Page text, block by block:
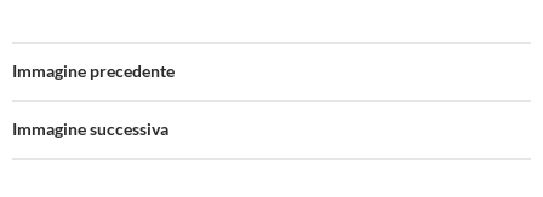
Immagine precedente
Immagine successiva